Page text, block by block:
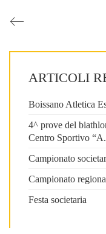
ARTICOLI
Boissano Atletica
4^ prove del
Centro Sportivo
Campionato
Campionato
Festa societaria